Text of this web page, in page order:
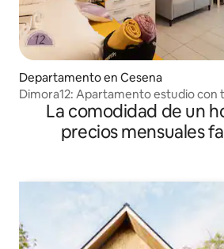
Departamento en Cesena
Dimora12: Apartamento estudio con
comodidades y espacio de
La comodidad de un
precios mensuales